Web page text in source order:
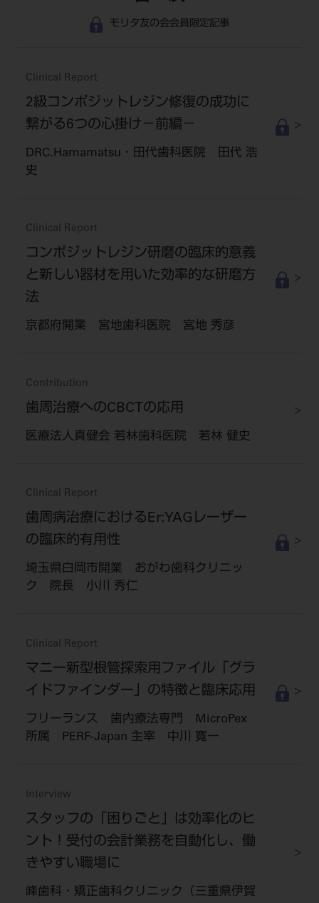
モリタ友の会会員限定記事
Clinical Report
2級コンポジットレジン修復の成功に
繋がる6つの心掛け－前編－
DRC.Hamamatsu・田代歯科医院 田代 浩
史
Clinical Report
コンポジットレジン研磨の臨床的意義
と新しい器材を用いた効率的な研磨方
法
京都府開業 宮地歯科医院 宮地 秀彦
Contribution
歯周治療へのCBCTの応用
医療法人真健会 若林歯科医院 若林 健史
Clinical Report
歯周病治療におけるEr:YAGレーザー
の臨床的有用性
埼玉県白岡市開業 おがわ歯科クリニッ
ク 院長 小川 秀仁
Clinical Report
マニー新型根管探索用ファイル「グラ
イドファインダー」の特徴と臨床応用
フリーランス 歯内療法専門 MicroPex
所属 PERF-Japan 主宰 中川 寛一
Interview
スタッフの「困りごと」は効率化のヒ
ント！受付の会計業務を自動化し、働
きやすい職場に
峰歯科・矯正歯科クリニック（三重県伊賀